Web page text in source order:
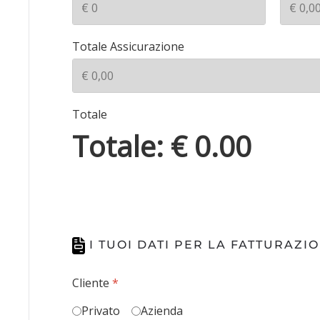
Totale Assicurazione
Totale
Totale: € 0.00
I TUOI DATI PER LA
Cliente *
Privato
Azienda